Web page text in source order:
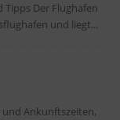
und liegt...